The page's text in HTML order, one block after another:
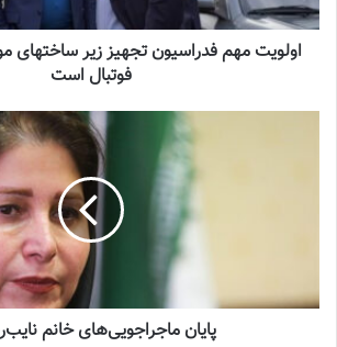
اولویت مهم فدراسیون تجهیز زیر ساختهای
فوتبال است
پایان ماجراجویی‌های خانم